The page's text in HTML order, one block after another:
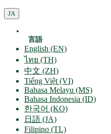
JA
言語
English (EN)
ไทย (TH)
中文 (ZH)
Tiếng Việt (VI)
Bahasa Melayu (MS)
Bahasa Indonesia (ID)
한국어 (KO)
日語 (JA)
Filipino (TL)